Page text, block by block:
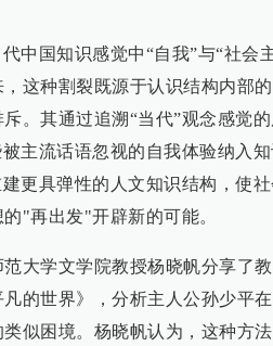
中国知识感觉中“自我”与“社会
这种割裂既源于认识结构内部
。其通过追溯“当代”观念感觉的
主流话语忽视的自我体验纳入
更具弹性的人文知识结构，使
"再出发"开辟新的可能。
大学文学院教授杨晓帆分享了
的世界》，分析主人公孙少平
似困境。杨晓帆认为，这种方